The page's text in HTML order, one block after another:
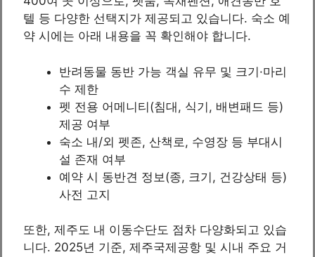
텔 등 다양한 선택지가 제공되고 있습니다. 숙소 예
약 시에는 아래 내용을 꼭 확인해야 합니다.
반려동물 동반 가능 객실 유무 및 크기·마리
수 제한
펫 전용 어메니티(침대, 식기, 배변패드 등)
제공 여부
숙소 내/외 펫존, 산책로, 수영장 등 부대시
설 존재 여부
예약 시 동반견 정보(종, 크기, 건강상태 등)
사전 고지
또한, 제주도 내 이동수단도 점차 다양화되고 있습
니다. 2025년 기준, 제주국제공항 및 시내 주요 거